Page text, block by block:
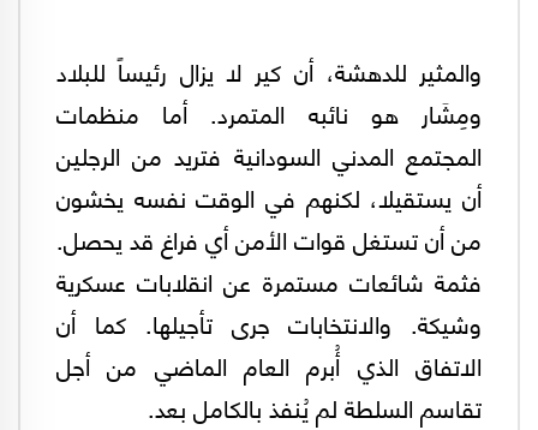
والمثير للدهشة، أن كير لا يزال رئيساً للبلاد
ومِشَار هو نائبه المتمرد. أما منظمات
المجتمع المدني السودانية فتريد من الرجلين
أن يستقيلا، لكنهم في الوقت نفسه يخشون
من أن تستغل قوات الأمن أي فراغ قد يحصل.
فثمة شائعات مستمرة عن انقلابات عسكرية
وشيكة. والانتخابات جرى تأجيلها. كما أن
الاتفاق الذي أُبرم العام الماضي من أجل
تقاسم السلطة لم يُنفذ بالكامل بعد.